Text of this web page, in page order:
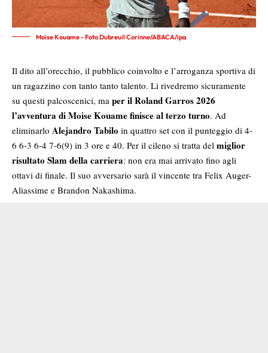
Moise Kouame - Foto Dubreuil Corinne/ABACA/ipa
Il dito all’orecchio, il pubblico coinvolto e l’arroganza sportiva di
un ragazzino con tanto tanto talento. Li rivedremo sicuramente
su questi palcoscenici, ma per il Roland Garros 2026
l’avventura di Moise Kouame finisce al terzo turno. Ad
eliminarlo Alejandro Tabilo in quattro set con il punteggio di 4-
6 6-3 6-4 7-6(9) in 3 ore e 40. Per il cileno si tratta del miglior
risultato Slam della carriera: non era mai arrivato fino agli
ottavi di finale. Il suo avversario sarà il vincente tra Felix Auger-
Aliassime e Brandon Nakashima.